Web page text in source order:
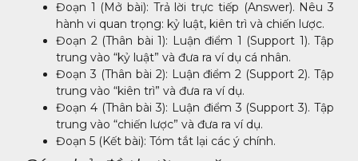
Đoạn 1 (Mở bài): Trả lời trực tiếp (Answer). Nêu 3
hành vi quan trọng: kỷ luật, kiên trì và chiến lược.
Đoạn 2 (Thân bài 1): Luận điểm 1 (Support 1). Tập
trung vào “kỷ luật” và đưa ra ví dụ cá nhân.
Đoạn 3 (Thân bài 2): Luận điểm 2 (Support 2). Tập
trung vào “kiên trì” và đưa ra ví dụ.
Đoạn 4 (Thân bài 3): Luận điểm 3 (Support 3). Tập
trung vào “chiến lược” và đưa ra ví dụ.
Đoạn 5 (Kết bài): Tóm tắt lại các ý chính.